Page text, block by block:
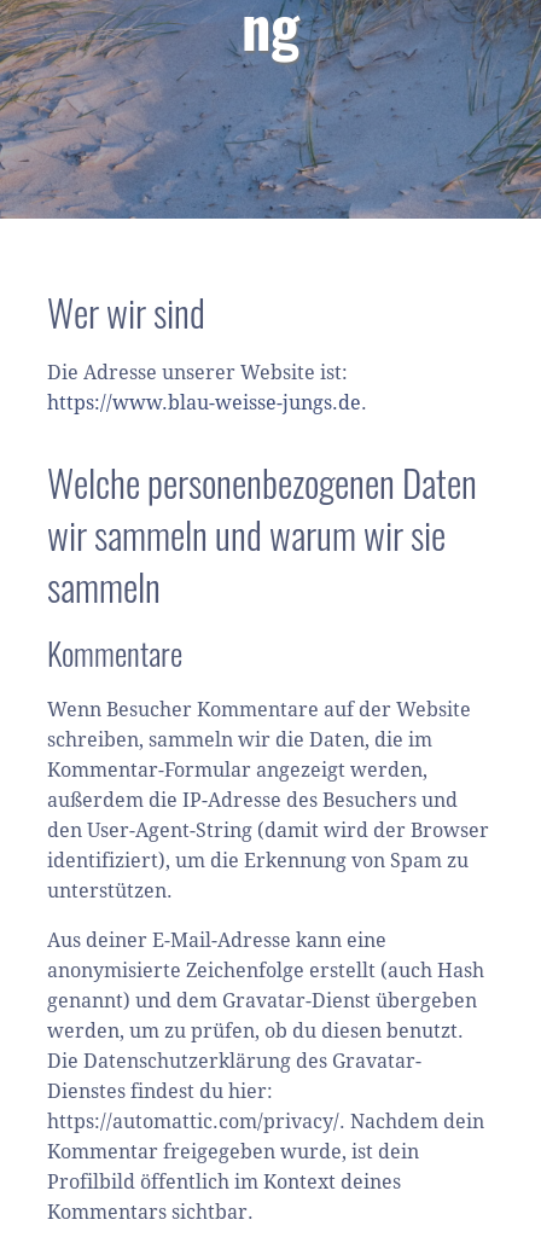
ng
Wer wir sind
Die Adresse unserer Website ist:
https://www.blau-weisse-jungs.de.
Welche personenbezogenen Daten
wir sammeln und warum wir sie
sammeln
Kommentare
Wenn Besucher Kommentare auf der Website
schreiben, sammeln wir die Daten, die im
Kommentar-Formular angezeigt werden,
außerdem die IP-Adresse des Besuchers und
den User-Agent-String (damit wird der Browser
identifiziert), um die Erkennung von Spam zu
unterstützen.
Aus deiner E-Mail-Adresse kann eine
anonymisierte Zeichenfolge erstellt (auch Hash
genannt) und dem Gravatar-Dienst übergeben
werden, um zu prüfen, ob du diesen benutzt.
Die Datenschutzerklärung des Gravatar-
Dienstes findest du hier:
https://automattic.com/privacy/. Nachdem dein
Kommentar freigegeben wurde, ist dein
Profilbild öffentlich im Kontext deines
Kommentars sichtbar.